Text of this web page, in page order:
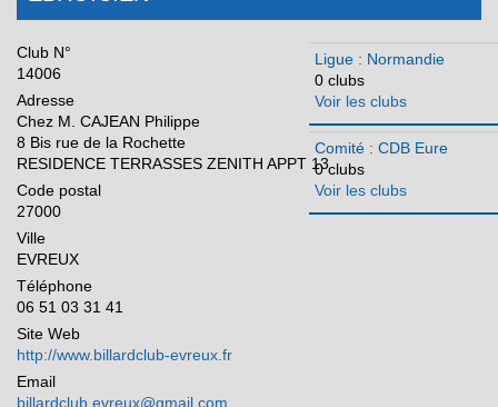
Club N°
14006
Adresse
Chez M. CAJEAN Philippe
8 Bis rue de la Rochette
RESIDENCE TERRASSES ZENITH APPT 13
Code postal
27000
Ville
EVREUX
Téléphone
06 51 03 31 41
Site Web
http://www.billardclub-evreux.fr
Email
billardclub.evreux@gmail.com
Ligue : Normandie
0 clubs
Voir les clubs
Comité : CDB Eure
0 clubs
Voir les clubs